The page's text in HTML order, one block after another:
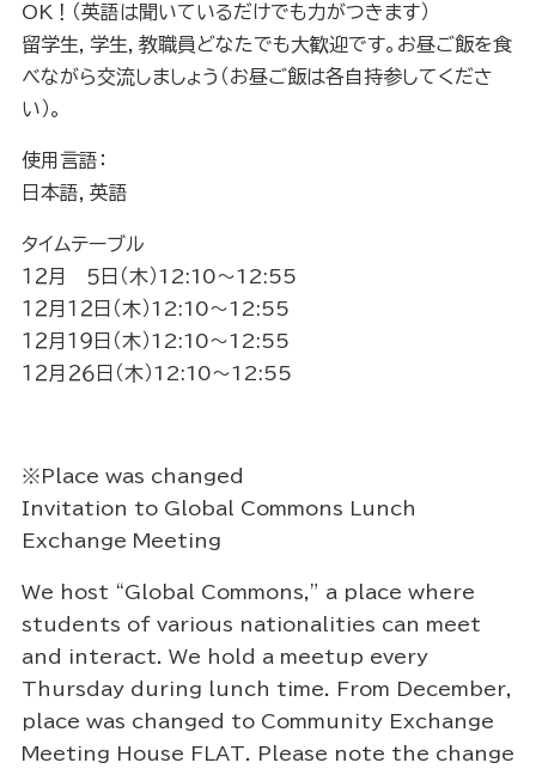
OK！（英語は聞いているだけでも力がつきます）
留学生，学生，教職員どなたでも大歓迎です。お昼ご飯を食
べながら交流しましょう（お昼ご飯は各自持参してくださ
い）。
使用言語：
日本語，英語
タイムテーブル
１２月 ５日（木）12:10～12:55
１２月１２日（木）12:10～12:55
１２月１９日（木）12:10～12:55
１２月２６日（木）12:10～12:55
※Place was changed
Invitation to Global Commons Lunch
Exchange Meeting
We host “Global Commons,” a place where
students of various nationalities can meet
and interact. We hold a meetup every
Thursday during lunch time. From December,
place was changed to Community Exchange
Meeting House FLAT. Please note the change